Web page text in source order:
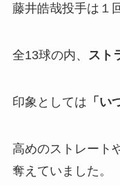
藤井皓哉投手は１
全13球の内、 スト
印象としては 「い
高めのストレート
奪えていました。